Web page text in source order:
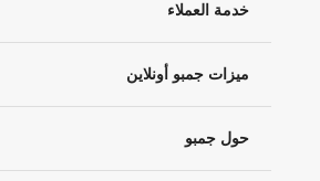
خدمة العملاء
ميزات جمبو أونلاين
حول جمبو